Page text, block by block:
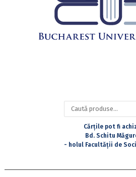
Caută
după:
Cărțile pot fi
Bd. Schitu
- holul Facultății de